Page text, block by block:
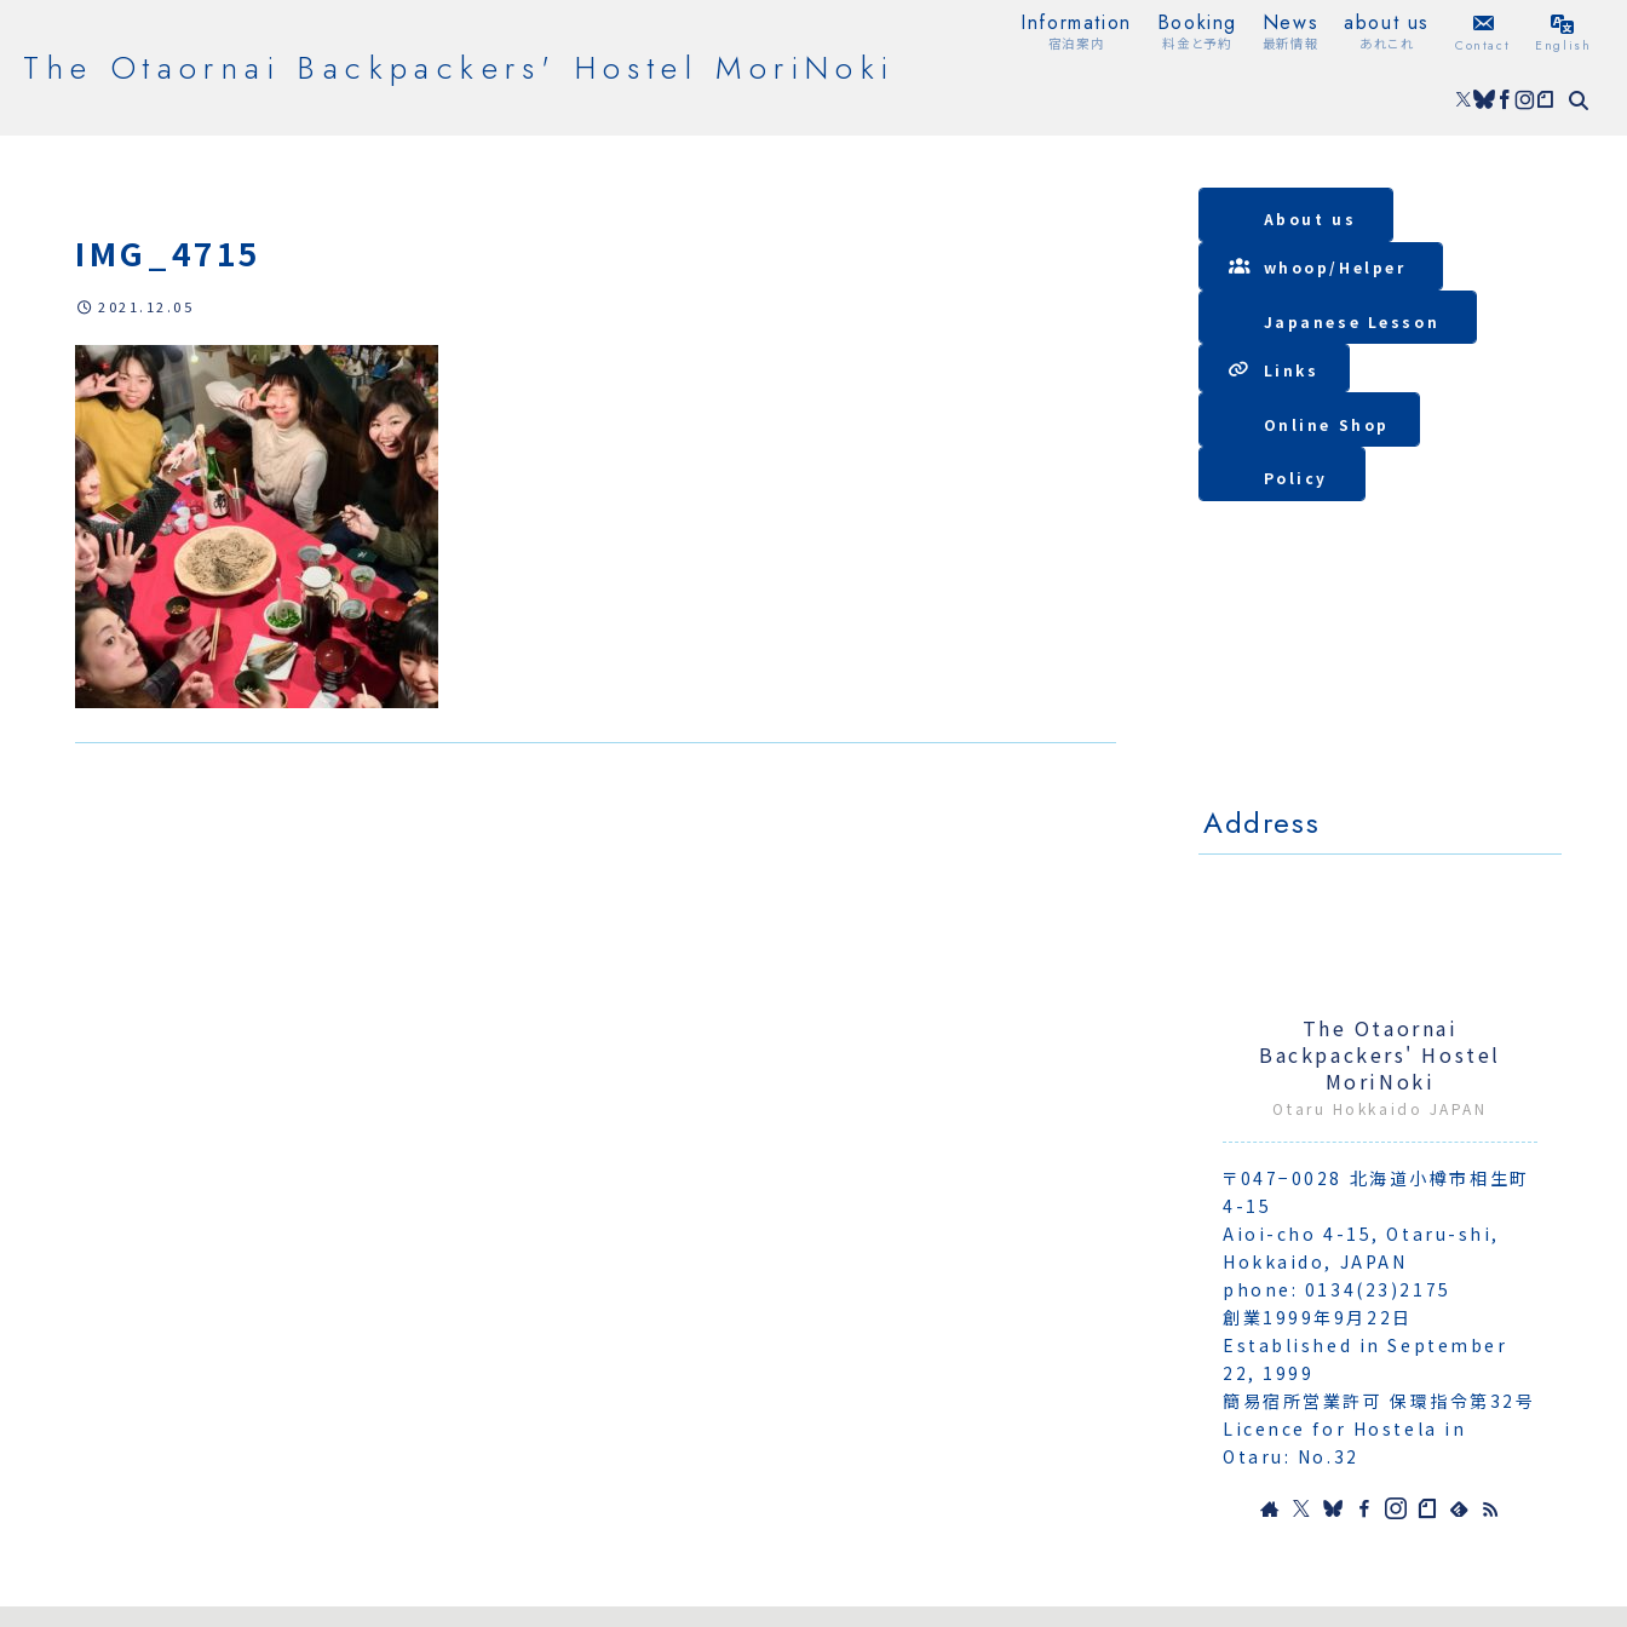
The Otaornai Backpackers' Hostel MoriNoki
Information
宿泊案内
Booking
料金と予約
News
最新情報
about us
あれこれ Contact English
IMG_4715
2021.12.05
About us
whoop/ Helper
Japanese Lesson
Lin ks
Online Shop
Policy
Address
The Otaornai
Backpackers' Hostel
MoriNoki
Otaru Hokkaido JAPAN
〒047−0028 北海道小樽市相生町
4-15
Aioi-cho 4-15, Otaru-shi,
Hokkaido, JAPAN
phone: 0134(23)2175
創業1999年9月22日
Established in September
22, 1999
簡易宿所営業許可 保環指令第32号
Licence for Hostela in
Otaru: No.32